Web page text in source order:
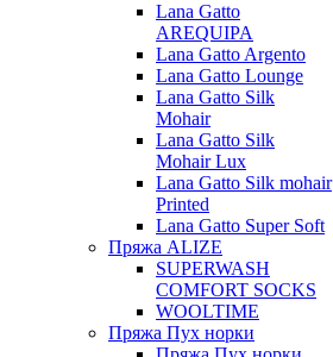
Lana Gatto
AREQUIPA
Lana Gatto Argento
Lana Gatto Lounge
Lana Gatto Silk
Mohair
Lana Gatto Silk
Mohair Lux
Lana Gatto Silk mohair
Printed
Lana Gatto Super Soft
Пряжа ALIZE
SUPERWASH
COMFORT SOCKS
WOOLTIME
Пряжа Пух норки